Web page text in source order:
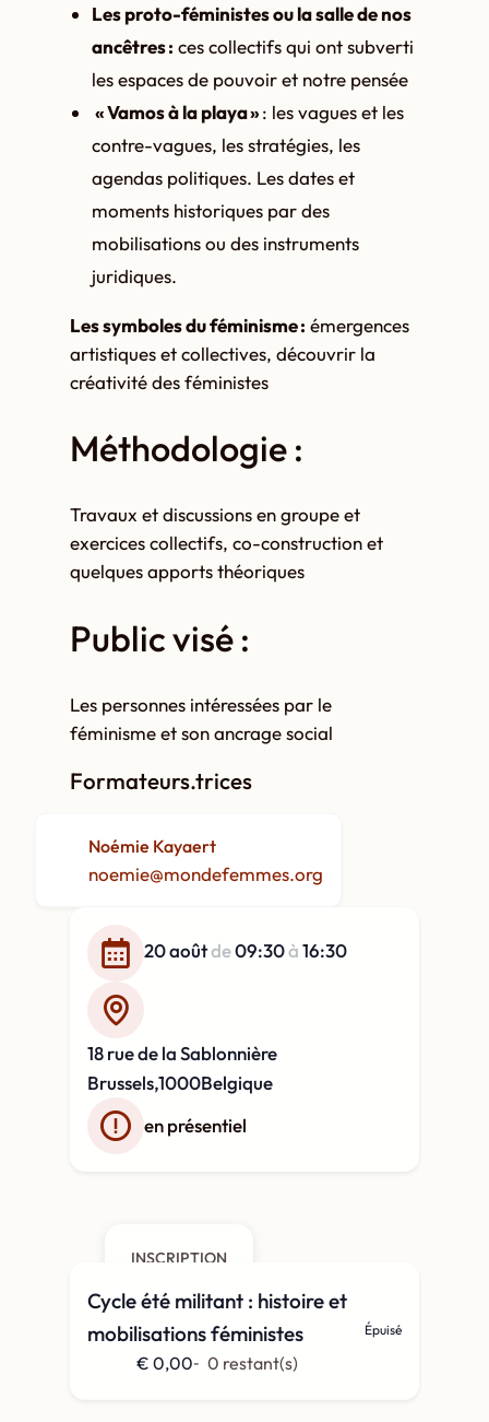
Les proto-féministes ou la salle de nos
ancêtres : ces collectifs qui ont subverti
les espaces de pouvoir et notre pensée
« Vamos à la playa »: les vagues et les
contre-vagues, les stratégies, les
agendas politiques. Les dates et
moments historiques par des
mobilisations ou des instruments
juridiques.
Les symboles du féminisme : émergences
artistiques et collectives, découvrir la
créativité des féministes
Méthodologie :
Travaux et discussions en groupe et
exercices collectifs, co-construction et
quelques apports théoriques
Public visé :
Les personnes intéressées par le
féminisme et son ancrage social
Formateurs.trices
Noémie Kayaert
noemie@mondefemmes.org
20 aoûtde09:30à16:30
18 rue de la Sablonnière
Brussels,1000Belgique
en présentiel
INSCRIPTION
Cycle été militant : histoire et
mobilisations féministes
€ 0,00 0 restant(s)
Épuisé